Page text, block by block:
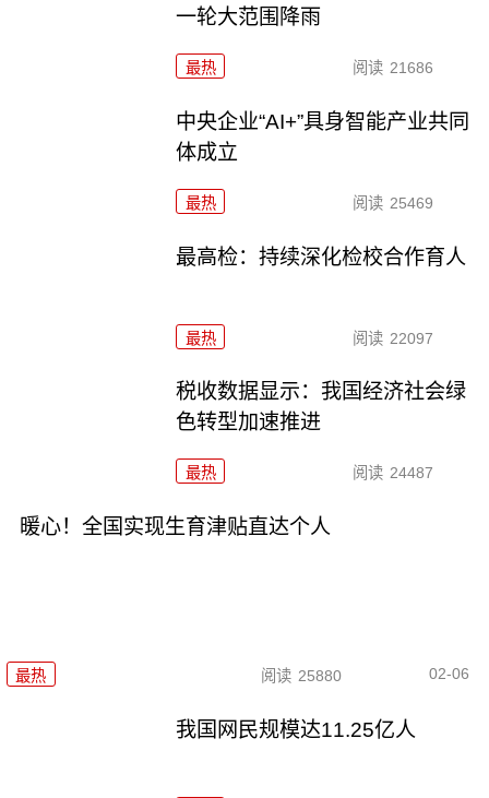
一轮大范围降雨
最热 阅读 21686
中央企业“AI+”具身智能产业共同
体成立
最热 阅读 25469
最高检：持续深化检校合作育人
最热 阅读 22097
税收数据显示：我国经济社会绿
色转型加速推进
最热 阅读 24487
暖心！全国实现生育津贴直达个人
最热 阅读 25880 02-06
我国网民规模达11.25亿人